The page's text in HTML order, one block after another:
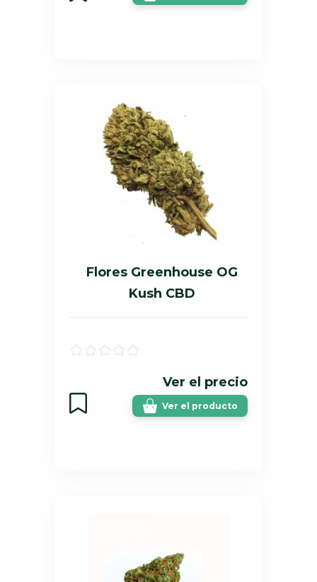
Flores Greenhouse OG
Kush CBD
Ver el precio
Ver el producto